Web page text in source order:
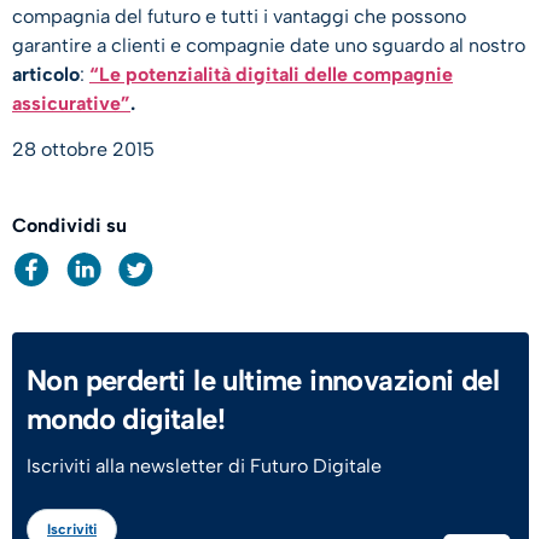
compagnia del futuro e tutti i vantaggi che possono
garantire a clienti e compagnie date uno sguardo al nostro
articolo: “Le potenzialità digitali delle compagnie
assicurative”.
28 ottobre 2015
Condividi su
Non perderti le ultime innovazioni del
mondo digitale!
Iscriviti alla newsletter di Futuro Digitale
Iscriviti